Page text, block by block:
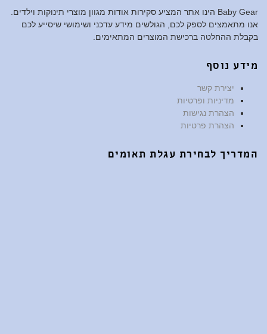
Baby Gear הינו אתר המציע סקירות אודות מגוון מוצרי תינוקות וילדים.
אנו מתאמצים לספק לכם, הגולשים מידע עדכני ושימושי שיסייע לכם
בקבלת ההחלטה ברכישת המוצרים המתאימים.
מידע נוסף
יצירת קשר
מדיניות ופרטיות
הצהרת נגישות
הצהרת פרטיות
המדריך לבחירת עגלת תאומים